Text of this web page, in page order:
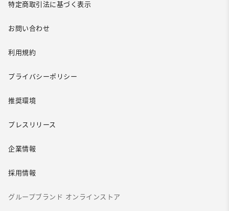
特定商取引法に基づく表示
お問い合わせ
利用規約
プライバシーポリシー
推奨環境
プレスリリース
企業情報
採用情報
グループブランド オンラインストア